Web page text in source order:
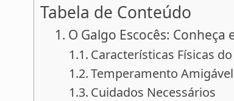
Tabela de Conteúdo
O Galgo Escocês:
Características Físicas
Temperamento
Cuidados Necessários